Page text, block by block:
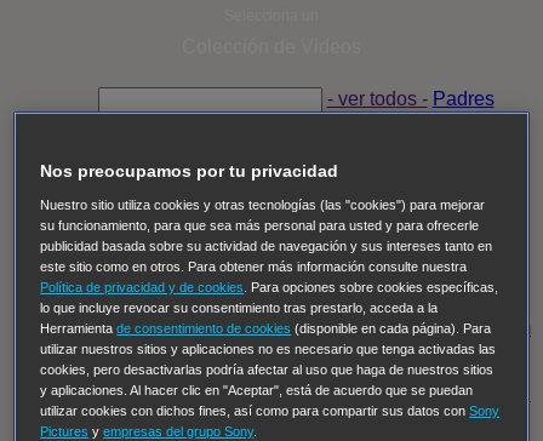
- ver todos - Padres
Despedida Salvaje Despedida Salvaje
Thomas, el ojo del FBI
Pan Am
Dawson crece
Insomnia El Guardián The Blacklist Cinco en familia
Hudson & Rex Diez libras y un sueño Mr Loverman
Regreso al futuro III NUEVE CUERPOS Los últimos
caballeros Tormenta infinita Sing Street Cobra Kai
Tom
y Lola High Country Los casos de Susan Ryeland:
Moonflower Murders Twisted Metal Mentes Criminales:
Evolution Terapia de Choque
Nos preocupamos por tu privacidad
Nuestro sitio utiliza cookies y otras tecnologías (las "cookies") para mejorar
su funcionamiento, para que sea más personal para usted y para ofrecerle
publicidad basada sobre su actividad de navegación y sus intereses tanto en
este sitio como en otros. Para obtener más información consulte nuestra
Política de privacidad y de cookies
. Para opciones sobre cookies específicas,
lo que incluye revocar su consentimiento tras prestarlo, acceda a la
Herramientade consentimiento de cookies (disponible en cada página). Para
utilizar nuestros sitios y aplicaciones no es necesario que tenga activadas las
cookies, pero desactivarlas podría afectar al uso que haga de nuestros sitios
y aplicaciones. Al hacer clic en "Aceptar", está de acuerdo que se puedan
utilizar cookies con dichos fines, así como para compartir sus datos conSony
Pictures yempresas del grupo Sony.